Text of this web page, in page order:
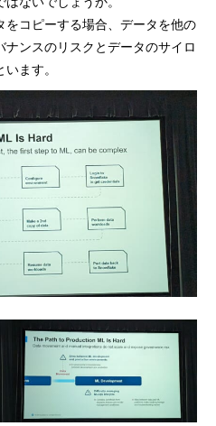
をコピーする場合、データを他の
ンスのリスクとデータのサイロ
ます。